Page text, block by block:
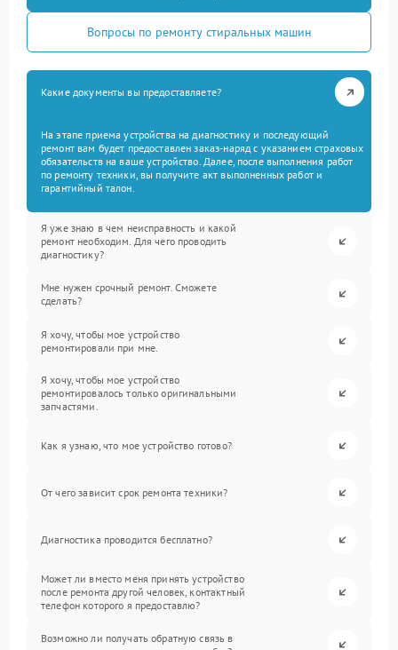
Вопросы по ремонту стиральных машин
Какие документы вы предоставляете?
На этапе приема устройства на диагностику и последующий
ремонт вам будет предоставлен заказ-наряд с указанием страховых
обязательств на ваше устройство. Далее, после выполнения работ
по ремонту техники, вы получите акт выполненных работ и
гарантийный талон.
Я уже знаю в чем неисправность и какой
ремонт необходим. Для чего проводить
диагностику?
Мне нужен срочный ремонт. Сможете
сделать?
Я хочу, чтобы мое устройство
ремонтировали при мне.
Я хочу, чтобы мое устройство
ремонтировалось только оригинальными
запчастями.
Как я узнаю, что мое устройство готово?
От чего зависит срок ремонта техники?
Диагностика проводится бесплатно?
Может ли вместо меня принять устройство
после ремонта другой человек, контактный
телефон которого я предоставлю?
Возможно ли получать обратную связь в